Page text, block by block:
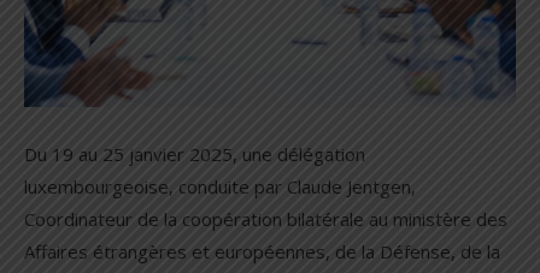
Du 19 au 25 janvier 2025, une délégation
luxembourgeoise, conduite par Claude Jentgen,
Coordinateur de la coopération bilatérale au ministère des
Affaires étrangères et européennes, de la Défense, de la